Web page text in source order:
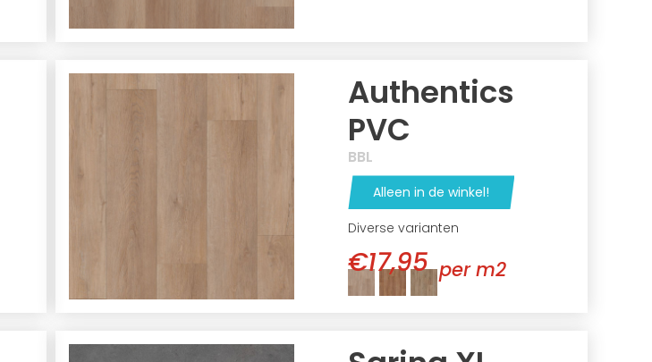
Authentics
PVC
BBL
Alleen in de winkel!
Diverse varianten
€17,95 per m2